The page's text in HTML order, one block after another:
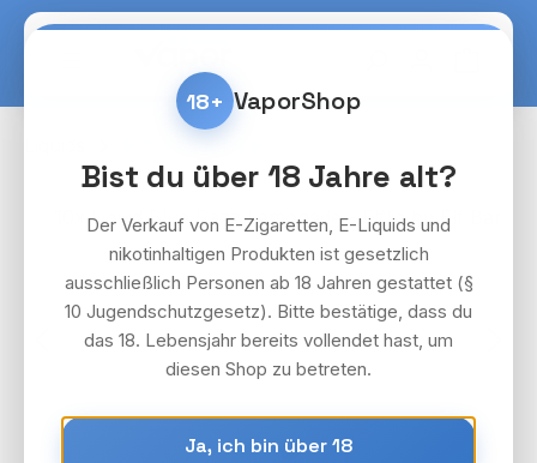
Zum Hauptinhalt springen
Bildergalerie überspringen
18+ VaporShop
Bist du über 18 Jahre alt?
Der Verkauf von E-Zigaretten, E-Liquids und
nikotinhaltigen Produkten ist gesetzlich
ausschließlich Personen ab 18 Jahren gestattet (§
10 Jugendschutzgesetz). Bitte bestätige, dass du
das 18. Lebensjahr bereits vollendet hast, um
diesen Shop zu betreten.
Ja, ich bin über 18